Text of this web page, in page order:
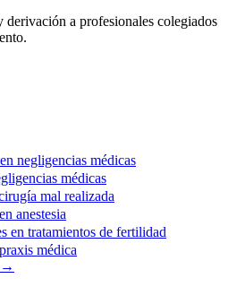
a profesionales colegiados
negligencias médicas
médicas
mal realizada
anestesia
en tratamientos de fertilidad
médica
→